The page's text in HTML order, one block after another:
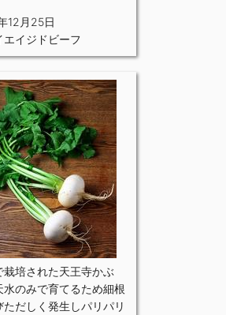
12月25日
エイジドビーフ
栽培された天王寺かぶ
水のみで育てるため細根
ただしく発生しパリパリ